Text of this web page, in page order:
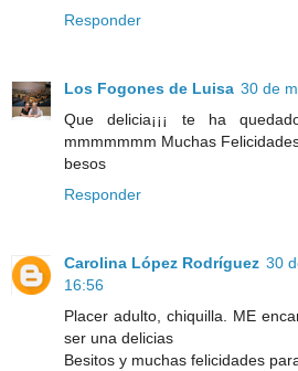
Responder
Los Fogones de Luisa 30 de
Que delicia¡¡¡ te ha
mmmmmmm Muchas
besos
Responder
Carolina López Rodríguez 30
16:56
Placer adulto, chiquilla. ME
ser una delicias
Besitos y muchas felicidades